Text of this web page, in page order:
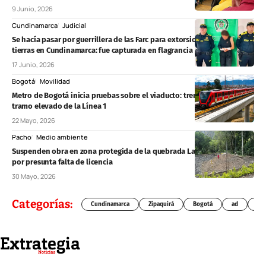
9 Junio, 2026
Cundinamarca Judicial
Se hacía pasar por guerrillera de las Farc para extorsionar y robar
tierras en Cundinamarca: fue capturada en flagrancia
17 Junio, 2026
Bogotá Movilidad
Metro de Bogotá inicia pruebas sobre el viaducto: trenes ya recorren
tramo elevado de la Línea 1
22 Mayo, 2026
Pacho Medio ambiente
Suspenden obra en zona protegida de la quebrada La Seca, en Pacho,
por presunta falta de licencia
30 Mayo, 2026
Categorías: Cundinamarca Zipaquirá Bogotá ad